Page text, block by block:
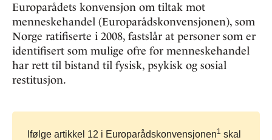
Europarådets konvensjon om tiltak mot
menneskehandel (Europarådskonvensjonen), som
Norge ratifiserte i 2008, fastslår at personer som er
identifisert som mulige ofre for menneskehandel
har rett til bistand til fysisk, psykisk og sosial
restitusjon.
Ifølge artikkel 12 i Europarådskonvensjonen1 skal